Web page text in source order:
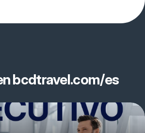
bcdtravel.com/es